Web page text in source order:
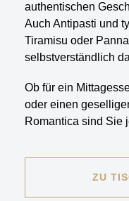
authentischen
Auch Antipasti und
Tiramisu oder
selbstverständlich
Ob für ein
oder einen
Romantica sind Sie
ZU